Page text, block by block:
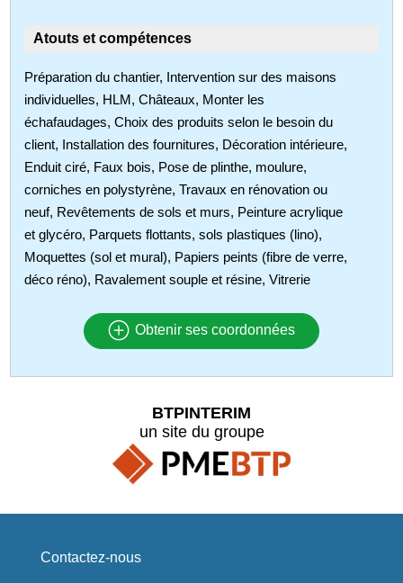
Atouts et compétences
Préparation du chantier, Intervention sur des maisons
individuelles, HLM, Châteaux, Monter les
échafaudages, Choix des produits selon le besoin du
client, Installation des fournitures, Décoration intérieure,
Enduit ciré, Faux bois, Pose de plinthe, moulure,
corniches en polystyrène, Travaux en rénovation ou
neuf, Revêtements de sols et murs, Peinture acrylique
et glycéro, Parquets flottants, sols plastiques (lino),
Moquettes (sol et mural), Papiers peints (fibre de verre,
déco réno), Ravalement souple et résine, Vitrerie
Obtenir ses coordonnées
BTPINTERIM
un site du groupe
Contactez-nous